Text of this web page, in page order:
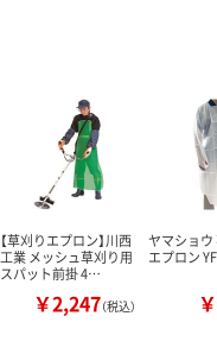
【草刈りエプロン】川西
工業 メッシュ草刈り用
スパット前掛 4…
￥2,247（税込）
ヤマショ
エプロン